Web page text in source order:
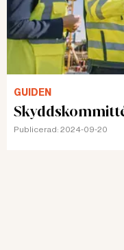
GUIDEN
Publicerad: 2024-09-20